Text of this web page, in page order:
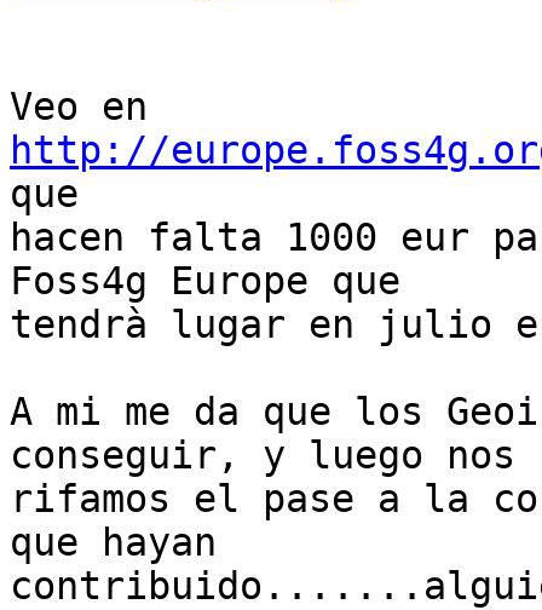
http://
que
hacen falta 1000 eur
Foss4g Europe que
tendrà lugar en julio
A mi me da que los
conseguir, y luego nos
rifamos el pase a la
que hayan